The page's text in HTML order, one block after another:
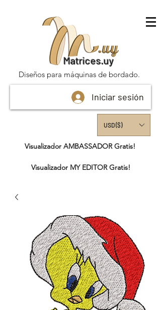
Matrices.uy
Diseños para máquinas de bordado.
Iniciar sesión
USD ($)
Visualizador AMBASSADOR Gratis!
Visualizador MY EDITOR Gratis!